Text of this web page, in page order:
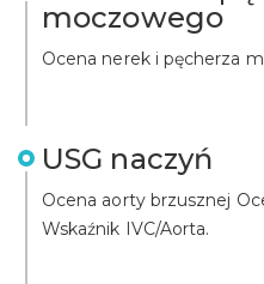
moczowego
Ocena nerek i pęcherza
USG naczyń
Ocena aorty brzusznej
Wskaźnik IVC/Aorta.